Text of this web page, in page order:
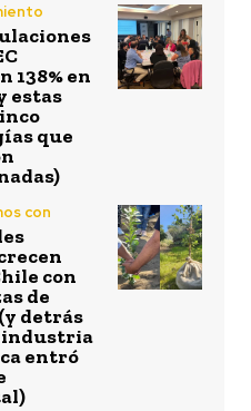
138% en
estas
que
con
con
de
detrás
industria
entró